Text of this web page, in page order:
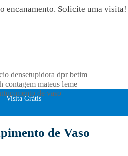
encanamento. Solicite uma visita!
Visita Grátis
de Vaso